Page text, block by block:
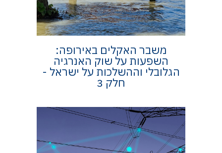
משבר האקלים באירופה:
השפעות על שוק האנרגיה
הגלובלי וההשלכות על ישראל -
חלק 3